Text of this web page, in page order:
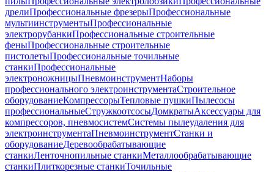
дрелиПрофессиональные фрезерыПрофессиональные
мультиинструментыПрофессиональные
электрорубанкиПрофессиональные строительные
феныПрофессиональные строительные
пистолетыПрофессиональные точильные
станкиПрофессиональные
электроножницыПневмоинструментНаборы
профессионального электроинструментаСтроительное
оборудованиеКомпрессорыТепловые пушкиПылесосы
профессиональныеСтружкоотсосыДомкратыАксессуары для
компрессоров, пневмосистемСистемы пылеудаления для
электроинструментаПневмоинструментСтанки и
оборудованиеДеревообрабатывающие
станкиЛенточнопильные станкиМеталлообрабатывающие
станкиПлиткорезные станкиТочильные